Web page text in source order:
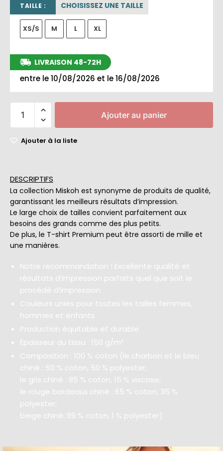
TAILLE : CHOISISSEZ UNE TAILLE
XS/S M L XL
LIVRAISON 48-72H
entre le 10/08/2026 et le 16/08/2026
Ajouter au panier
Ajouter à la liste
DESCRIPTIFS
La collection Miskoh est synonyme de produits de qualité,
garantissant les meilleurs résultats d’impression.
Le large choix de tailles convient parfaitement aux
besoins des grands comme des plus petits.
De plus, le T-shirt Premium peut être assorti de mille et
une manières.
Notre recommandation ! Excellente qualité et
résultats d’impression parfaits quel que soit le
procédé d’impression
Couleurs unies pour toutes les tailles femmes,
hommes et enfants
Production équitable et durable
Épaisseur du tissu : 150 g/m²
Composition : 100 % coton (le charbon et le bleu
chiné : 50 % coton, 50 % polyester;
le gris chiné : 85 % coton, 15 % viscose;
le rouge bordeaux chiné : 65 % coton, 35 %
polyester;
beige chiné: 99 % coton, 1 % polyester)